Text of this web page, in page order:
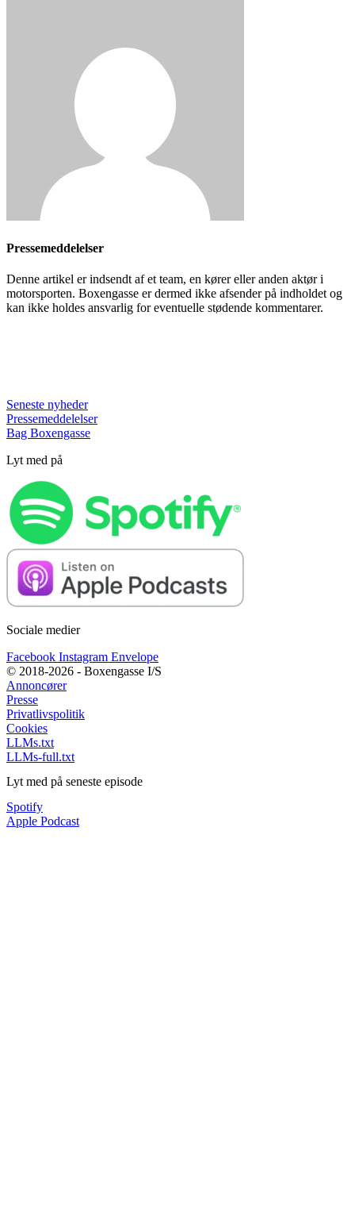
Pressemeddelelser
Denne artikel er indsendt af et team, en kører eller anden aktør i
motorsporten. Boxengasse er dermed ikke afsender på indholdet og
kan ikke holdes ansvarlig for eventuelle stødende kommentarer.
Seneste nyheder
Pressemeddelelser
Bag Boxengasse
Lyt med på
Sociale medier
Facebook Instagram Envelope
© 2018-2026 - Boxengasse I/S
Annoncører
Presse
Privatlivspolitik
Cookies
LLMs.txt
LLMs-full.txt
Lyt med på seneste episode
Spotify
Apple Podcast